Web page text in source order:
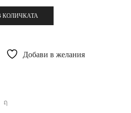
КОЛИЧКАТА
Добави в желания